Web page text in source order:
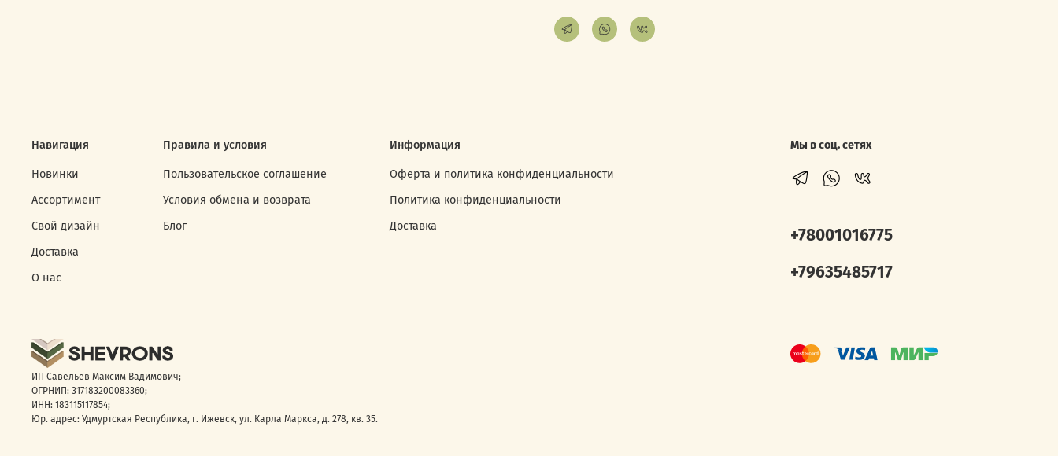
Навигация
Новинки
Ассортимент
Свой дизайн
Доставка
О нас
Правила и условия
Пользовательское соглашение
Условия обмена и возврата
Блог
Информация
Оферта и политика конфиденциальности
Политика конфиденциальности
Доставка
Мы в соц. сетях
+78001016775
+79635485717
ИП Савельев Максим Вадимович;
ОГРНИП: 317183200083360;
ИНН: 183115117854;
Юр. адрес: Удмуртская Республика, г. Ижевск, ул. Карла Маркса, д. 278, кв. 35.